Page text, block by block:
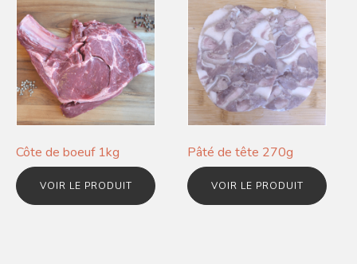
Côte de boeuf 1kg
VOIR LE PRODUIT
Pâté de tête 270g
VOIR LE PRODUIT